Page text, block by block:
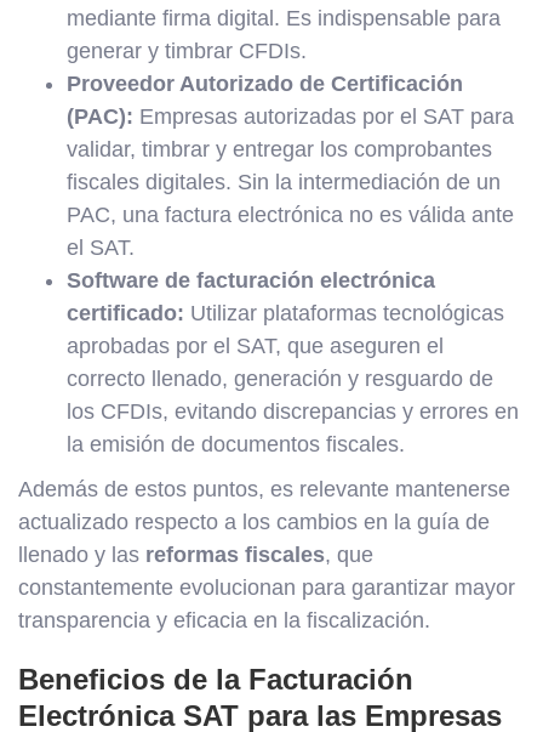
mediante firma digital. Es indispensable para
generar y timbrar CFDIs.
Proveedor Autorizado de Certificación
(PAC): Empresas autorizadas por el SAT para
validar, timbrar y entregar los comprobantes
fiscales digitales. Sin la intermediación de un
PAC, una factura electrónica no es válida ante
el SAT.
Software de facturación electrónica
certificado: Utilizar plataformas tecnológicas
aprobadas por el SAT, que aseguren el
correcto llenado, generación y resguardo de
los CFDIs, evitando discrepancias y errores en
la emisión de documentos fiscales.
Además de estos puntos, es relevante mantenerse
actualizado respecto a los cambios en la guía de
llenado y las reformas fiscales, que
constantemente evolucionan para garantizar mayor
transparencia y eficacia en la fiscalización.
Beneficios de la Facturación
Electrónica SAT para las Empresas